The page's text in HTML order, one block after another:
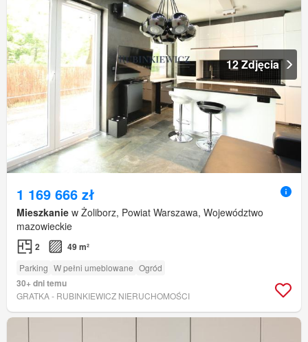
12 Zdjęcia
1 169 666 zł
Mieszkanie w Żoliborz, Powiat Warszawa, Województwo
mazowieckie
2 49 m²
Parking W pełni umeblowane Ogród
30+ dni temu
GRATKA - RUBINKIEWICZ NIERUCHOMOŚCI